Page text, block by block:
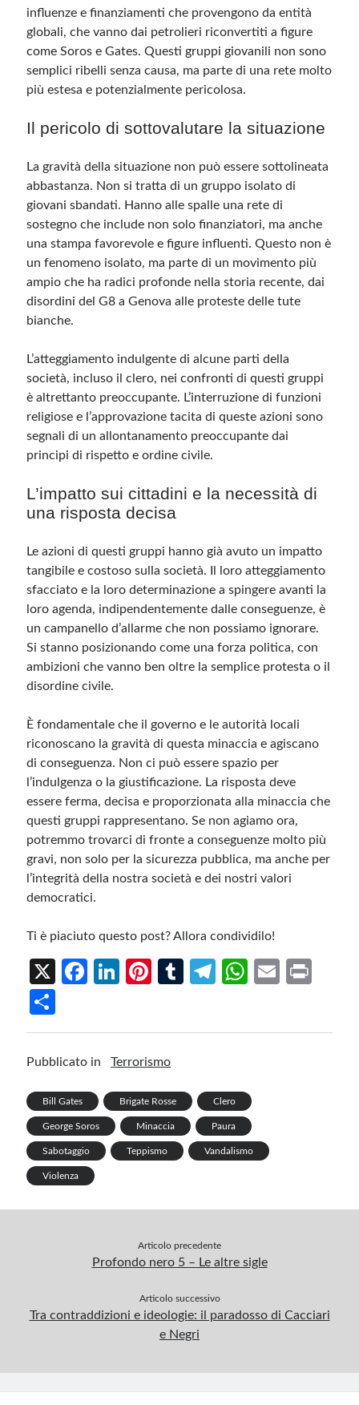
influenze e finanziamenti che provengono da entità
globali, che vanno dai petrolieri riconvertiti a figure
come Soros e Gates. Questi gruppi giovanili non sono
semplici ribelli senza causa, ma parte di una rete molto
più estesa e potenzialmente pericolosa.
Il pericolo di sottovalutare la situazione
La gravità della situazione non può essere sottolineata
abbastanza. Non si tratta di un gruppo isolato di
giovani sbandati. Hanno alle spalle una rete di
sostegno che include non solo finanziatori, ma anche
una stampa favorevole e figure influenti. Questo non è
un fenomeno isolato, ma parte di un movimento più
ampio che ha radici profonde nella storia recente, dai
disordini del G8 a Genova alle proteste delle tute
bianche.
L’atteggiamento indulgente di alcune parti della
società, incluso il clero, nei confronti di questi gruppi
è altrettanto preoccupante. L’interruzione di funzioni
religiose e l’approvazione tacita di queste azioni sono
segnali di un allontanamento preoccupante dai
principi di rispetto e ordine civile.
L’impatto sui cittadini e la necessità di
una risposta decisa
Le azioni di questi gruppi hanno già avuto un impatto
tangibile e costoso sulla società. Il loro atteggiamento
sfacciato e la loro determinazione a spingere avanti la
loro agenda, indipendentemente dalle conseguenze, è
un campanello d’allarme che non possiamo ignorare.
Si stanno posizionando come una forza politica, con
ambizioni che vanno ben oltre la semplice protesta o il
disordine civile.
È fondamentale che il governo e le autorità locali
riconoscano la gravità di questa minaccia e agiscano
di conseguenza. Non ci può essere spazio per
l’indulgenza o la giustificazione. La risposta deve
essere ferma, decisa e proporzionata alla minaccia che
questi gruppi rappresentano. Se non agiamo ora,
potremmo trovarci di fronte a conseguenze molto più
gravi, non solo per la sicurezza pubblica, ma anche per
l’integrità della nostra società e dei nostri valori
democratici.
Ti è piaciuto questo post? Allora condividilo!
X
Fa
o
k
Li
n
Pi
t
T
Te
W
p
p
E
h
ar
Pubblicato in Terrorismo
Bill Gates Brigate Rosse Clero
George Soros Minaccia Paura
Sabotaggio Teppismo Vandalismo
Violenza
Articolo precedente
Profondo nero 5 – Le altre sigle
Articolo successivo
Tra contraddizioni e ideologie: il paradosso di Cacciari
e Negri